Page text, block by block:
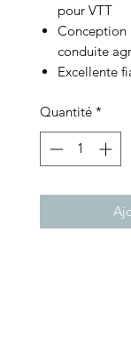
pour VTT
Conception
conduite
Excellente
Quantité *